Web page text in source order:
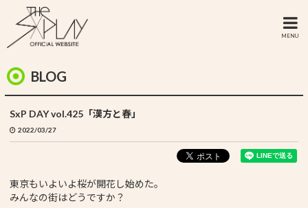
MENU
BLOG
SxP DAY vol.425「漢方と春」
2022/03/27
東京もいよいよ桜が開花し始めた。
みんなの街はどうですか？